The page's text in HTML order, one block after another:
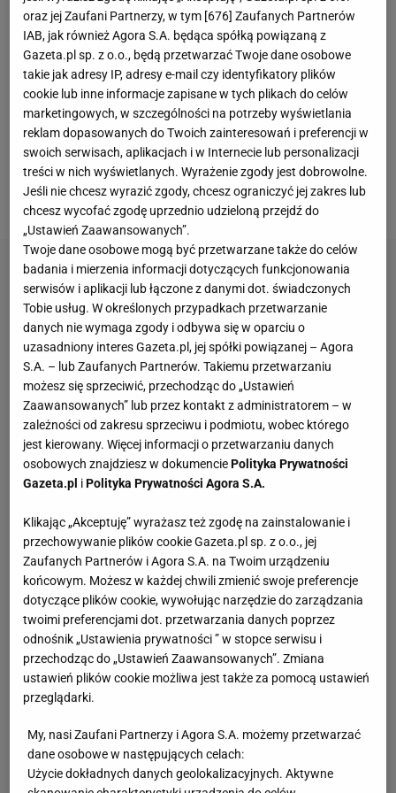
Monachium dwukrotnie wychodziła na prowadzenie
przeciwko Portugalii po golach Zubimendiego i
Oyarzabala. Rywale odpowiedzieli jednak trafieniami
Nuno Mendesa iCristiano Ronaldo . Tym sposobem
doprowadzili do remisu 2:2 i serii rzutów karnych, w
których byli bezbłędni. Hiszpanów pogrążyła
pomyłka Alvaro Moraty. A jak ten thriller
relacjonowała tamtejsza prasa?
oraz jej Zaufani Partnerzy, w tym [676] Zaufanych Partnerów
IAB, jak również Agora S.A. będąca spółką powiązaną z
Gazeta.pl sp. z o.o., będą przetwarzać Twoje dane osobowe
takie jak adresy IP, adresy e-mail czy identyfikatory plików
cookie lub inne informacje zapisane w tych plikach do celów
marketingowych, w szczególności na potrzeby wyświetlania
reklam dopasowanych do Twoich zainteresowań i preferencji w
swoich serwisach, aplikacjach i w Internecie lub personalizacji
treści w nich wyświetlanych. Wyrażenie zgody jest dobrowolne.
Jeśli nie chcesz wyrazić zgody, chcesz ograniczyć jej zakres lub
chcesz wycofać zgodę uprzednio udzieloną przejdź do
„Ustawień Zaawansowanych”.
Twoje dane osobowe mogą być przetwarzane także do celów
badania i mierzenia informacji dotyczących funkcjonowania
serwisów i aplikacji lub łączone z danymi dot. świadczonych
Tobie usług. W określonych przypadkach przetwarzanie
danych nie wymaga zgody i odbywa się w oparciu o
uzasadniony interes Gazeta.pl, jej spółki powiązanej – Agora
S.A. – lub Zaufanych Partnerów. Takiemu przetwarzaniu
możesz się sprzeciwić, przechodząc do „Ustawień
Zaawansowanych” lub przez kontakt z administratorem – w
zależności od zakresu sprzeciwu i podmiotu, wobec którego
jest kierowany. Więcej informacji o przetwarzaniu danych
osobowych znajdziesz w dokumenciePolityka Prywatności
Gazeta.pl iPolityka Prywatności Agora S.A.
Klikając „Akceptuję” wyrażasz też zgodę na zainstalowanie i
przechowywanie plików cookie Gazeta.pl sp. z o.o., jej
Zaufanych Partnerów i Agora S.A. na Twoim urządzeniu
końcowym. Możesz w każdej chwili zmienić swoje preferencje
dotyczące plików cookie, wywołując narzędzie do zarządzania
twoimi preferencjami dot. przetwarzania danych poprzez
odnośnik „Ustawienia prywatności ” w stopce serwisu i
przechodząc do „Ustawień Zaawansowanych”. Zmiana
ustawień plików cookie możliwa jest także za pomocą ustawień
przeglądarki.
My, nasi Zaufani Partnerzy i Agora S.A. możemy przetwarzać
dane osobowe w następujących celach:
Użycie dokładnych danych geolokalizacyjnych. Aktywne